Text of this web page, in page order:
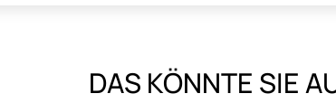
DAS KÖNNTE SIE